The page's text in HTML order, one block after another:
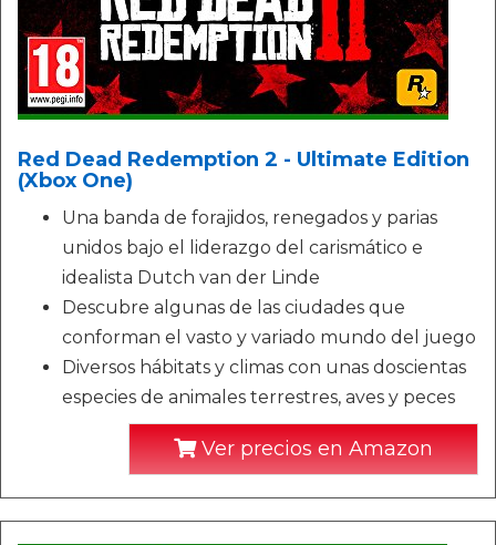
Red Dead Redemption 2 - Ultimate Edition
(Xbox One)
Una banda de forajidos, renegados y parias
unidos bajo el liderazgo del carismático e
idealista Dutch van der Linde
Descubre algunas de las ciudades que
conforman el vasto y variado mundo del juego
Diversos hábitats y climas con unas doscientas
especies de animales terrestres, aves y peces
Ver precios en Amazon